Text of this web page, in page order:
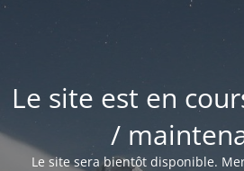
Le site est en
/
Le site sera bientôt disponible.